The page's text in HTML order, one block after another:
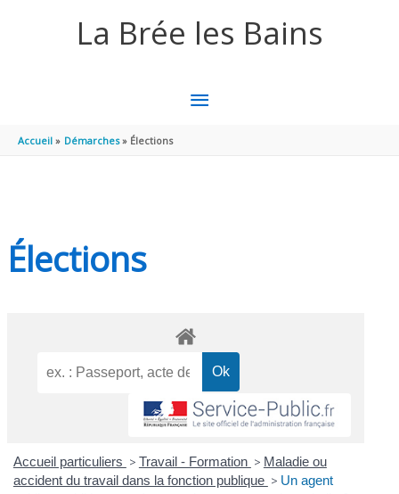
La Brée les Bains
MENU
Accueil Démarches Élections
Élections
Accueil particuliers > Travail - Formation > Maladie ou
accident du travail dans la fonction publique > Un agent